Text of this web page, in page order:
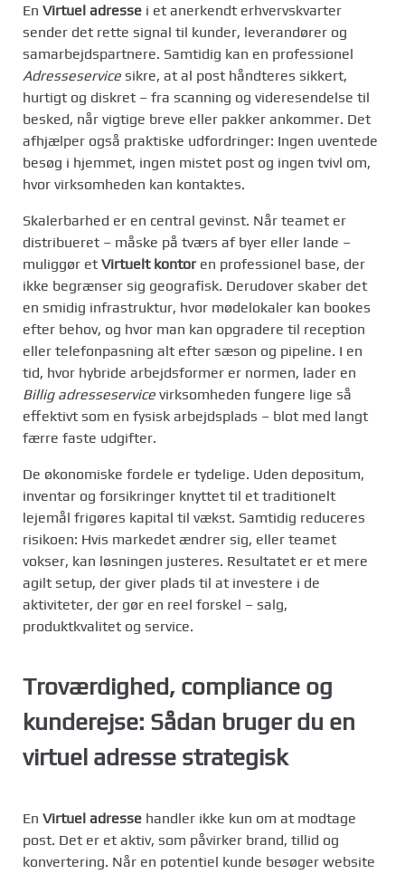
En Virtuel adresse i et anerkendt erhvervskvarter
sender det rette signal til kunder, leverandører og
samarbejdspartnere. Samtidig kan en professionel
Adresseservice sikre, at al post håndteres sikkert,
hurtigt og diskret – fra scanning og videresendelse til
besked, når vigtige breve eller pakker ankommer. Det
afhjælper også praktiske udfordringer: Ingen uventede
besøg i hjemmet, ingen mistet post og ingen tvivl om,
hvor virksomheden kan kontaktes.
Skalerbarhed er en central gevinst. Når teamet er
distribueret – måske på tværs af byer eller lande –
muliggør et Virtuelt kontor en professionel base, der
ikke begrænser sig geografisk. Derudover skaber det
en smidig infrastruktur, hvor mødelokaler kan bookes
efter behov, og hvor man kan opgradere til reception
eller telefonpasning alt efter sæson og pipeline. I en
tid, hvor hybride arbejdsformer er normen, lader en
Billig adresseservice virksomheden fungere lige så
effektivt som en fysisk arbejdsplads – blot med langt
færre faste udgifter.
De økonomiske fordele er tydelige. Uden depositum,
inventar og forsikringer knyttet til et traditionelt
lejemål frigøres kapital til vækst. Samtidig reduceres
risikoen: Hvis markedet ændrer sig, eller teamet
vokser, kan løsningen justeres. Resultatet er et mere
agilt setup, der giver plads til at investere i de
aktiviteter, der gør en reel forskel – salg,
produktkvalitet og service.
Troværdighed, compliance og
kunderejse: Sådan bruger du en
virtuel adresse strategisk
En Virtuel adresse handler ikke kun om at modtage
post. Det er et aktiv, som påvirker brand, tillid og
konvertering. Når en potentiel kunde besøger website